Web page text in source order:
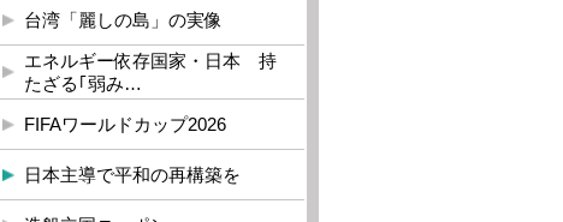
台湾「麗しの島」の実像
エネルギー依存国家・日本 持
たざる｢弱み…
FIFAワールドカップ2026
日本主導で平和の再構築を